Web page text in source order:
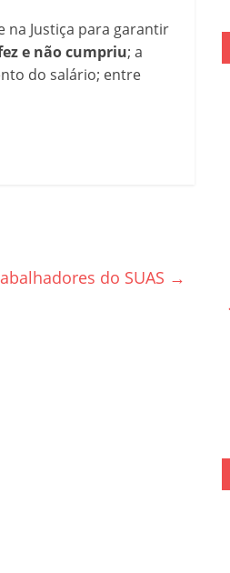
na Justiça para garantir
e não cumpriu; a
do salário; entre
do SUAS →